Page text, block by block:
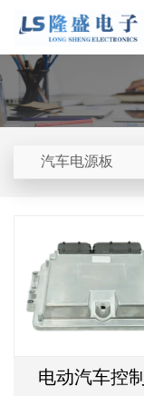
汽车电源板
电动汽车控